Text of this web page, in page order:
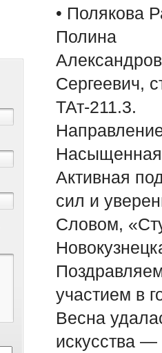
• Полякова
Полина
Сергеевич,
ТАт-211.3.
Насыщенная
Активная
сил и
Словом,
участием в
Весна
искусства